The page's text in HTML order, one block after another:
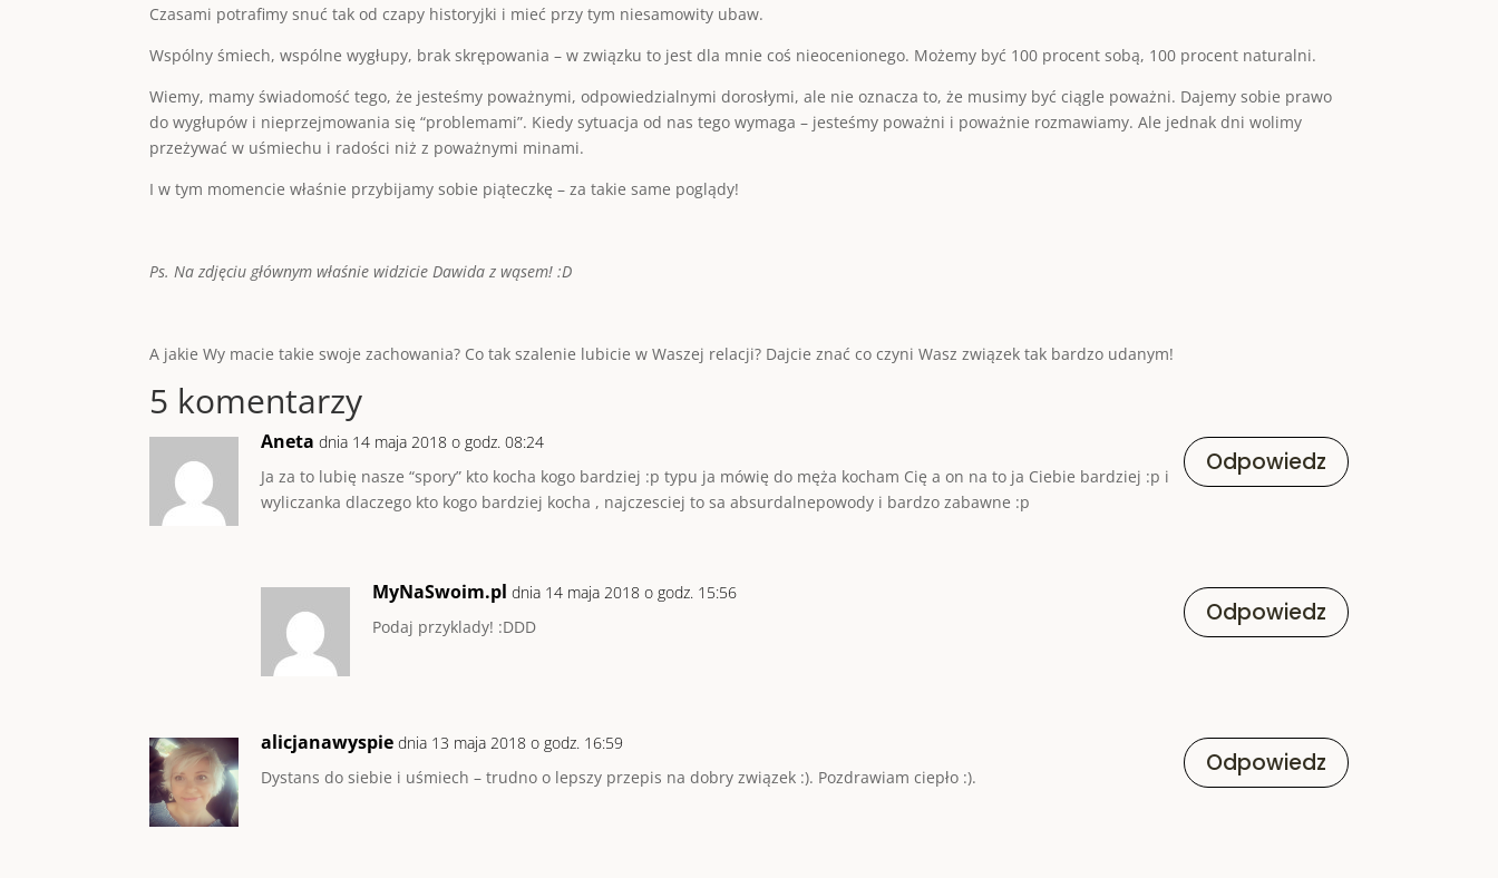
Czasami potrafimy snuć tak od czapy historyjki i mieć przy tym niesamowity ubaw.
Wspólny śmiech, wspólne wygłupy, brak skrępowania – w związku to jest dla mnie coś nieocenionego. Możemy być 100 procent sobą, 100 procent naturalni.
Wiemy, mamy świadomość tego, że jesteśmy poważnymi, odpowiedzialnymi dorosłymi, ale nie oznacza to, że musimy być ciągle poważni. Dajemy sobie prawo
do wygłupów i nieprzejmowania się “problemami”. Kiedy sytuacja od nas tego wymaga – jesteśmy poważni i poważnie rozmawiamy. Ale jednak dni wolimy
przeżywać w uśmiechu i radości niż z poważnymi minami.
I w tym momencie właśnie przybijamy sobie piąteczkę – za takie same poglądy!
Ps. Na zdjęciu głównym właśnie widzicie Dawida z wąsem! :D
A jakie Wy macie takie swoje zachowania? Co tak szalenie lubicie w Waszej relacji? Dajcie znać co czyni Wasz związek tak bardzo udanym!
5 komentarzy
Aneta dnia 14 maja 2018 o godz. 08:24
Ja za to lubię nasze “spory” kto kocha kogo bardziej :p typu ja mówię do męża kocham Cię a on na to ja Ciebie bardziej :p i
wyliczanka dlaczego kto kogo bardziej kocha , najczesciej to sa absurdalnepowody i bardzo zabawne :p
Odpowiedz
MyNaSwoim.pl dnia 14 maja 2018 o godz. 15:56
Podaj przyklady! :DDD
Odpowiedz
alicjanawyspie dnia 13 maja 2018 o godz. 16:59
Dystans do siebie i uśmiech – trudno o lepszy przepis na dobry związek :). Pozdrawiam ciepło :).
Odpowiedz